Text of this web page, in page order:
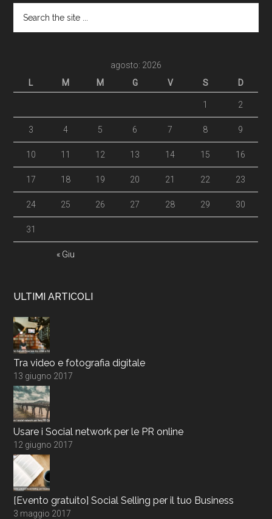
agosto: 2026
L
M M G V S D
« Giu
1 2
3 4 5 6 7 8 9
10 11 12 13 14 15 16
17 18 19 20 21 22 23
24 25 26 27 28 29 30
31
ULTIMI ARTICOLI
Tra video e fotografia digitale
13 giugno 2017
Usare i Social network per le PR online
12 giugno 2017
[Evento gratuito] Social Selling per il tuo Business
3 maggio 2017